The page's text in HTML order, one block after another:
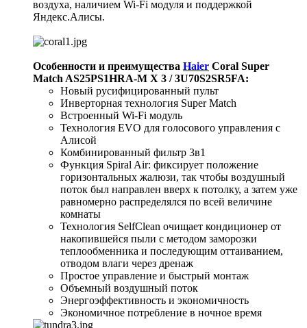
воздуха, наличием Wi-Fi модуля и поддержкой
Яндекс.Алисы.
Особенности и преимущества Haier Coral Super
Match AS25PS1HRA-M X 3 / 3U70S2SR5FA:
Новый русифицированный пульт
Инверторная технология Super Match
Встроенный Wi-Fi модуль
Технология EVO для голосового управления с
Алисой
Комбинированный фильтр 3в1
Функция Spiral Air: фиксирует положение
горизонтальных жалюзи, так чтобы воздушный
поток был направлен вверх к потолку, а затем уже
равномерно распределялся по всей величине
комнаты
Технология SelfClean очищает кондиционер от
накопившейся пыли с методом заморозки
теплообменника и последующим оттаиванием,
отводом влаги через дренаж
Простое управление и быстрый монтаж
Объемный воздушный поток
Энергоэффективность и экономичность
Экономичное потребление в ночное время